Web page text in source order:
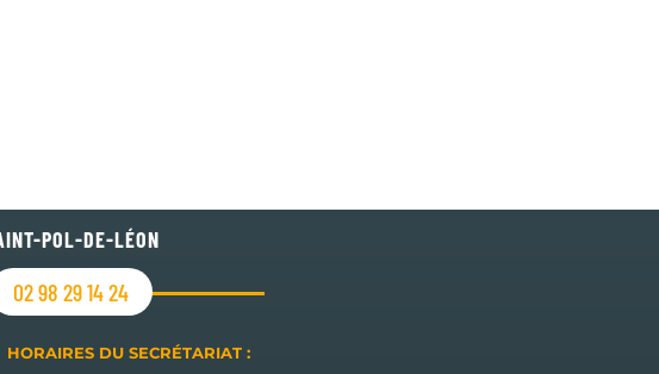
POL-DE-LÉON
02 98 29 14 24
HORAIRES DU SECRÉTARIAT :